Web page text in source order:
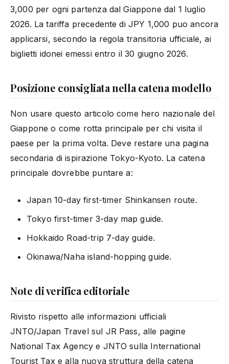
3,000 per ogni partenza dal Giappone dal 1 luglio
2026. La tariffa precedente di JPY 1,000 puo ancora
applicarsi, secondo la regola transitoria ufficiale, ai
biglietti idonei emessi entro il 30 giugno 2026.
Posizione consigliata nella catena modello
Non usare questo articolo come hero nazionale del
Giappone o come rotta principale per chi visita il
paese per la prima volta. Deve restare una pagina
secondaria di ispirazione Tokyo-Kyoto. La catena
principale dovrebbe puntare a:
Japan 10-day first-timer Shinkansen route.
Tokyo first-timer 3-day map guide.
Hokkaido Road-trip 7-day guide.
Okinawa/Naha island-hopping guide.
Note di verifica editoriale
Rivisto rispetto alle informazioni ufficiali
JNTO/Japan Travel sul JR Pass, alle pagine
National Tax Agency e JNTO sulla International
Tourist Tax e alla nuova struttura della catena